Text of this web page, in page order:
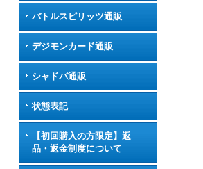
バトルスピリッツ通販
デジモンカード通販
シャドバ通販
状態表記
【初回購入の方限定】返
品・返金制度について